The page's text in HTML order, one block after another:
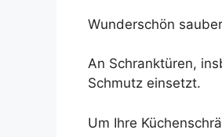
Wunderschön
An Schranktüren,
Schmutz einsetzt.
Um Ihre